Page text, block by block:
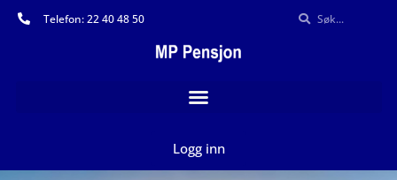
Telefon: 22 40 48 50
Logg inn